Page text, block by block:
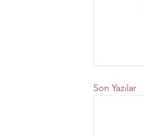
Son Yazılar